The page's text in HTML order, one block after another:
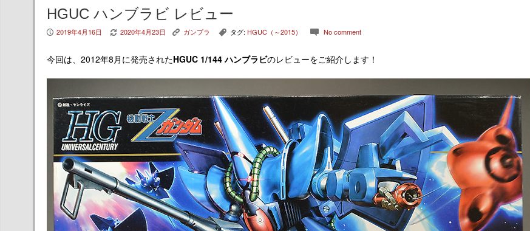
HGUC ハンブラビ レビュー
P 2019年4月16日 V 2020年4月23日 K ガンプラ , タグ: HGUC（～2015） c No comment
今回は、2012年8月に発売されたHGUC 1/144 ハンブラビのレビューをご紹介します！